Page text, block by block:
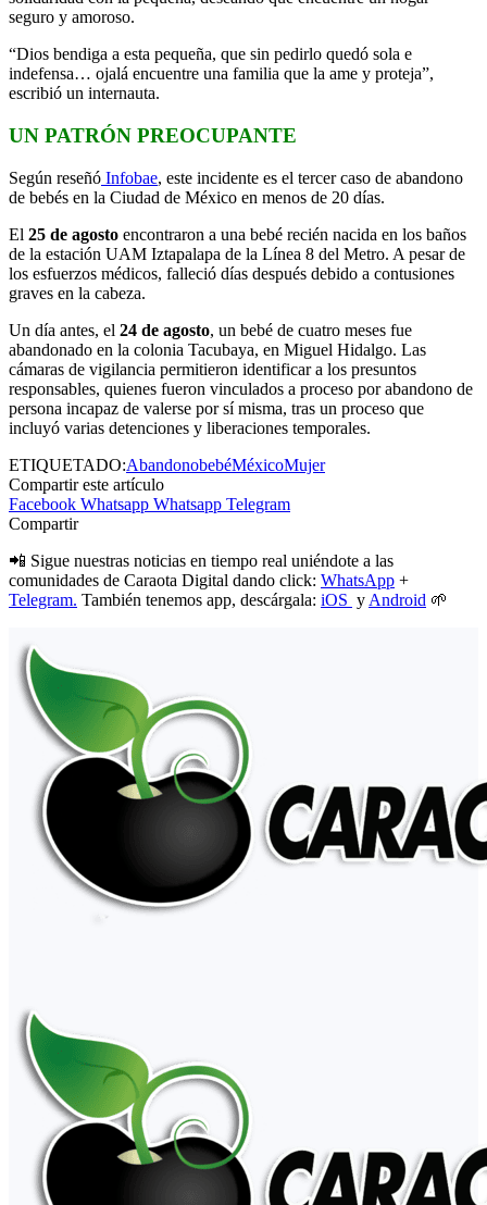
seguro y amoroso.
“Dios bendiga a esta pequeña, que sin pedirlo quedó sola e
indefensa… ojalá encuentre una familia que la ame y proteja”,
escribió un internauta.
UN PATRÓN PREOCUPANTE
Según reseñó Infobae, este incidente es el tercer caso de abandono
de bebés en la Ciudad de México en menos de 20 días.
El 25 de agosto encontraron a una bebé recién nacida en los baños
de la estación UAM Iztapalapa de la Línea 8 del Metro. A pesar de
los esfuerzos médicos, falleció días después debido a contusiones
graves en la cabeza.
Un día antes, el 24 de agosto, un bebé de cuatro meses fue
abandonado en la colonia Tacubaya, en Miguel Hidalgo. Las
cámaras de vigilancia permitieron identificar a los presuntos
responsables, quienes fueron vinculados a proceso por abandono de
persona incapaz de valerse por sí misma, tras un proceso que
incluyó varias detenciones y liberaciones temporales.
ETIQUETADO:AbandonobebéMéxicoMujer
Compartir este artículo
Facebook Whatsapp Whatsapp Telegram
Compartir
📲 Sigue nuestras noticias en tiempo real uniéndote a las
comunidades de Caraota Digital dando click: WhatsApp +
Telegram. También tenemos app, descárgala: iOS y Android 🌱